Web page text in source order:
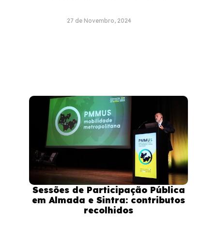
27 de Novembro, 2024
Sessões de Participação Pública
em Almada e Sintra: contributos
recolhidos